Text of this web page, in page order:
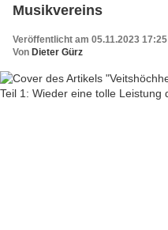
Musikvereins
Veröffentlicht am 05.11.2023 17:25
Von Dieter Gürz